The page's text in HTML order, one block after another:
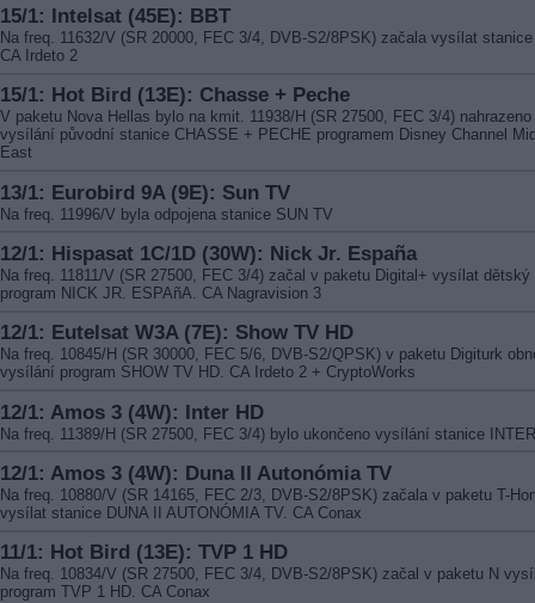
15/1: Intelsat (45E): BBT
Na freq. 11632/V (SR 20000, FEC 3/4, DVB-S2/8PSK) začala vysílat
CA Irdeto 2
15/1: Hot Bird (13E): Chasse + Peche
V paketu Nova Hellas bylo na kmit. 11938/H (SR 27500, FEC 3/4) nahrazeno
vysílání původní stanice CHASSE + PECHE programem Disney Channel
East
13/1: Eurobird 9A (9E): Sun TV
Na freq. 11996/V byla odpojena stanice SUN TV
12/1: Hispasat 1C/1D (30W): Nick Jr. España
Na freq. 11811/V (SR 27500, FEC 3/4) začal v paketu Digital+ vysílat dětský
program NICK JR. ESPAñA. CA Nagravision 3
12/1: Eutelsat W3A (7E): Show TV HD
Na freq. 10845/H (SR 30000, FEC 5/6, DVB-S2/QPSK) v paketu Digiturk
vysílání program SHOW TV HD. CA Irdeto 2 + CryptoWorks
12/1: Amos 3 (4W): Inter HD
Na freq. 11389/H (SR 27500, FEC 3/4) bylo ukončeno vysílání stanice
12/1: Amos 3 (4W): Duna II Autonómia TV
Na freq. 10880/V (SR 14165, FEC 2/3, DVB-S2/8PSK) začala v paketu T-
vysílat stanice DUNA II AUTONÓMIA TV. CA Conax
11/1: Hot Bird (13E): TVP 1 HD
Na freq. 10834/V (SR 27500, FEC 3/4, DVB-S2/8PSK) začal v paketu N
program TVP 1 HD. CA Conax